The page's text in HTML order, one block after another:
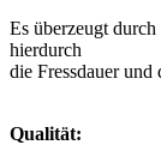
Es überzeugt
hierdurch
die Fressdauer
Qualität: